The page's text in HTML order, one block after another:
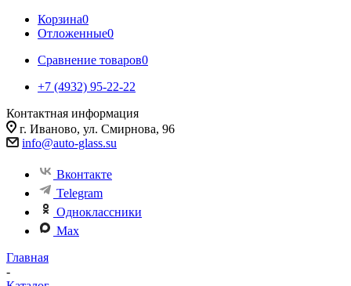
Корзина0
Отложенные0
Сравнение товаров0
+7 (4932) 95-22-22
Контактная информация
г. Иваново, ул. Смирнова, 96
info@auto-glass.su
Вконтакте
Telegram
Одноклассники
Max
Главная
-